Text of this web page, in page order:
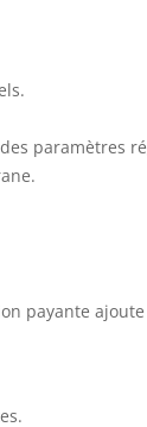
paramètres
payante